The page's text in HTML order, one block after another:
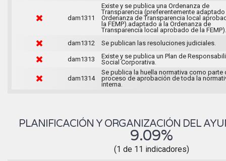
dam1311
Existe y se publica una Ordenanza de
Transparencia (preferentemente adaptado
Ordenanza de Transparencia local
la FEMP).adaptado a la Ordenanza de
Transparencia local aprobado de la FEMP).
dam1312
Se publican las resoluciones judiciales.
dam1313
Existe y se publica un Plan de
Social Corporativa.
dam1314
Se publica la huella normativa como parte
proceso de aprobación de toda la
interna.
PLANIFICACIÓN Y ORGANIZACIÓN DEL
9.09%
(1 de 11 indicadores)